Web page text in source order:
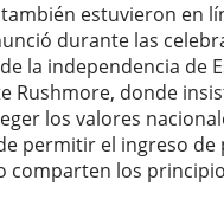
estuvieron en
durante las
la independencia de
Rushmore, donde
los valores
permitir el ingreso de
comparten los